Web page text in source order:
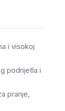
i visokoj
podrijetla i
pranje,